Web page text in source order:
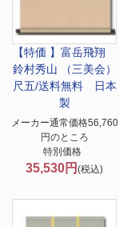
【特価 】 富岳飛翔
鈴村秀山 （三美会）
尺五/送料無料 日本
製
メーカー通常価格56,760
円のところ
特別価格
35,530円(税込)